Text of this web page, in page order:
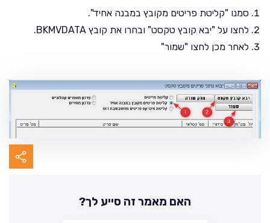
סמנו "קליטת פריטים מקובץ במבנה אחיד".
לחצו על "יבא קובץ טקסט" ובחרו את קובץ BKMVDATA.
לאחר מכן לחצו "שמור"
האם מאמר זה סייע לך?